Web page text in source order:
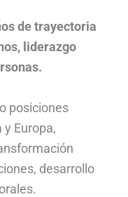
de trayectoria
liderazgo
posiciones
Europa,
desarrollo